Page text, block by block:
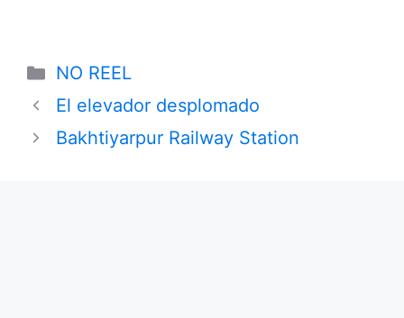
Categories
NO REEL
El elevador desplomado
Bakhtiyarpur Railway Station